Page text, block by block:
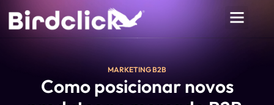
MARKETING B2B
Como posicionar novos